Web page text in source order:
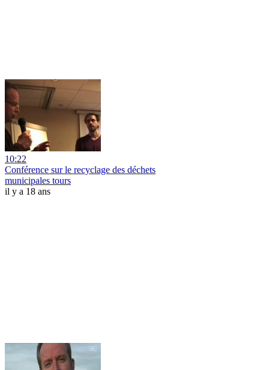
10:22
Conférence sur le recyclage des déchets
municipales tours
il y a 18 ans